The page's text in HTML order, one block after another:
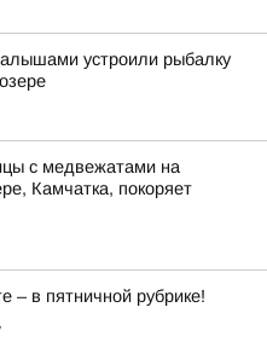
устроили рыбалку
с медвежатами на
Камчатка, покоряет
– в пятничной рубрике!